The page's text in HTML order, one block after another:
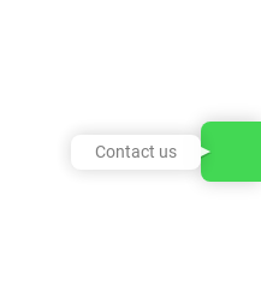
Contact us